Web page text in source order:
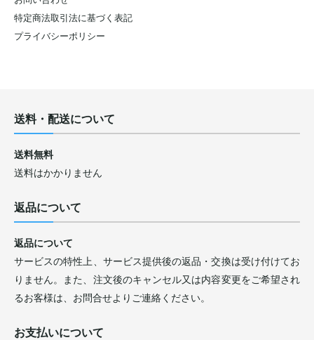
特定商法取引法に基づく表記
プライバシーポリシー
送料・配送について
送料無料
送料はかかりません
返品について
返品について
サービスの特性上、サービス提供後の返品・交換は受け付けてお
りません。また、注文後のキャンセル又は内容変更をご希望され
るお客様は、お問合せよりご連絡ください。
お支払いについて